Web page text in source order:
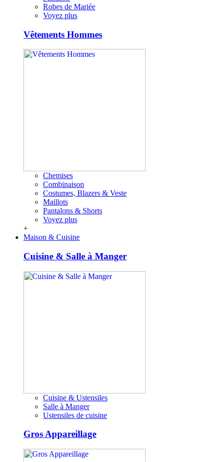
Robes de Mariée
Voyez plus
Vêtements Hommes
Chemises
Combinaison
Costumes, Blazers & Veste
Maillots
Pantalons & Shorts
Voyez plus
+
Maison & Cuisine
Cuisine & Salle à Manger
Cuisine & Ustensiles
Salle à Manger
Ustensiles de cuisine
Gros Appareillage